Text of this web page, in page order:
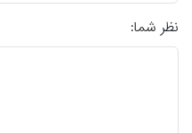
نظر شما: